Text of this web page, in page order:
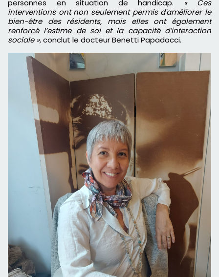
personnes en situation de handicap.
« Ces
interventions ont non seulement permis d'améliorer le
bien-être des résidents, mais elles ont également
renforcé l’estime de soi et la capacité d’interaction
sociale », conclut le docteur Benetti Papadacci.